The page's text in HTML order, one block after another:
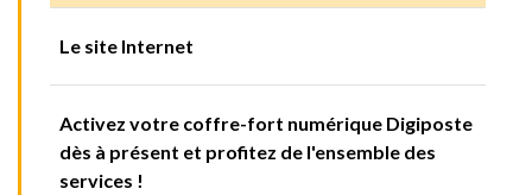
Le site Internet
Activez votre coffre-fort numérique Digiposte
dès à présent et profitez de l'ensemble des
services !